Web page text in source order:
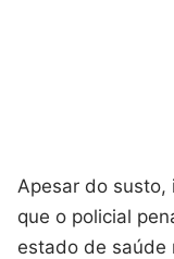
Apesar do susto,
que o policial
estado de saúde